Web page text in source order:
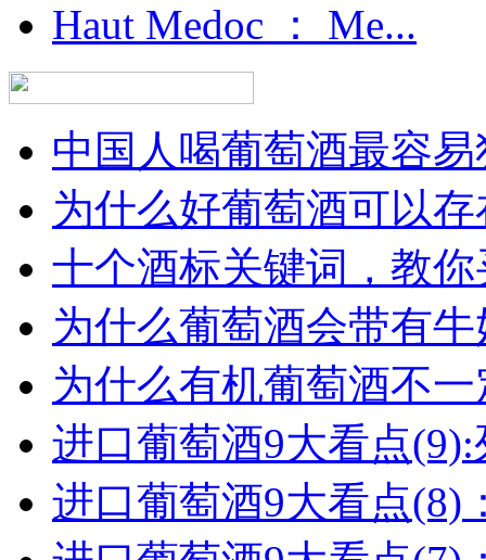
Haut Medoc ： Me...
中国人喝葡萄酒最容
为什么好葡萄酒可以
十个酒标关键词，教
为什么葡萄酒会带有
为什么有机葡萄酒不
进口葡萄酒9大看点(9):
进口葡萄酒9大看点(8)